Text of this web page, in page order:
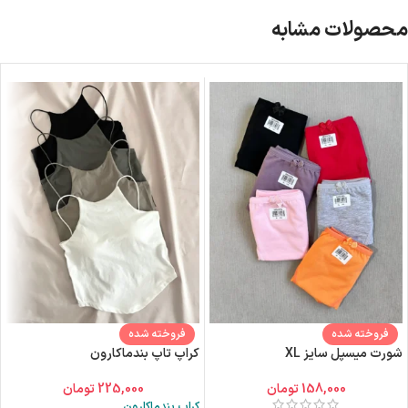
محصولات مشابه
فروخته شده
شورت میسپل سایز XL
158,000تومان
فروخته شده
کراپ تاپ بندماکارون
225,000 تومان